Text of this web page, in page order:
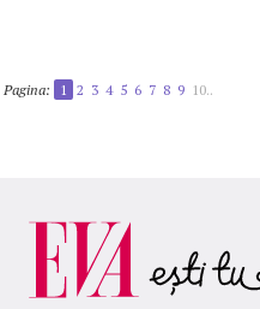
Pagina: 1 2 3 4 5 6 7 8 9 10..